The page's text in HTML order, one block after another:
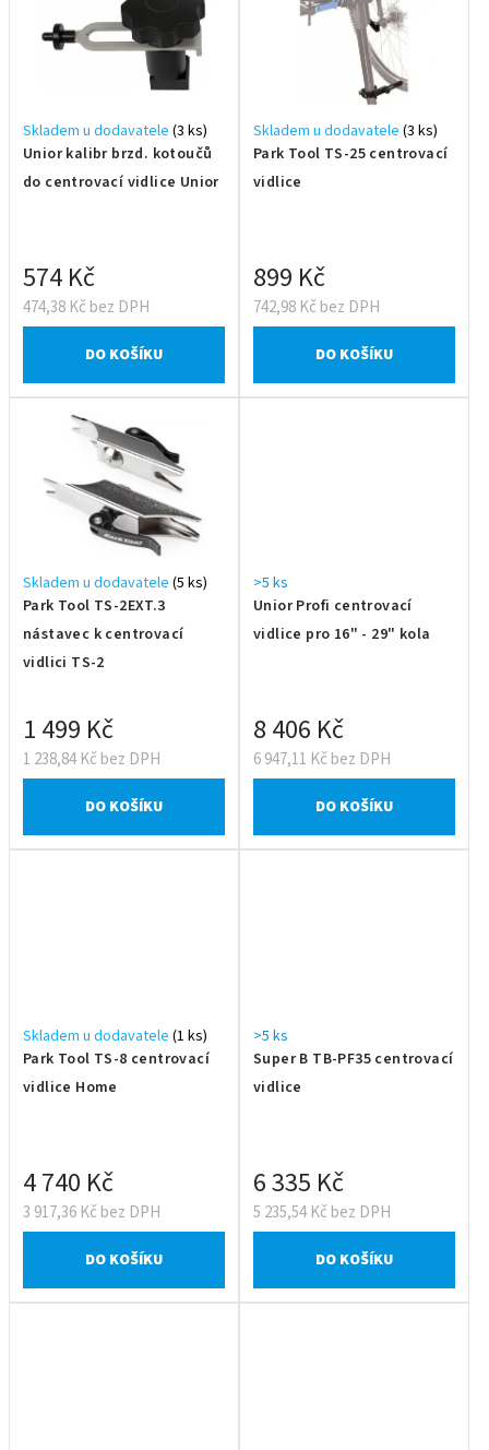
Unior kalibr brzd. kotoučů
do centrovací vidlice Unior
Skladem u dodavatele (3 ks)
474,38 Kč bez DPH
574 Kč
DO KOŠÍKU
Park Tool TS-25 centrovací
vidlice
Skladem u dodavatele (3 ks)
742,98 Kč bez DPH
899 Kč
DO KOŠÍKU
Park Tool TS-2EXT.3
nástavec k centrovací
vidlici TS-2
Skladem u dodavatele (5 ks)
1 238,84 Kč bez DPH
1 499 Kč
DO KOŠÍKU
Unior Profi centrovací
vidlice pro 16" - 29" kola
>5 ks
6 947,11 Kč bez DPH
8 406 Kč
DO KOŠÍKU
Park Tool TS-8 centrovací
vidlice Home
Skladem u dodavatele (1 ks)
3 917,36 Kč bez DPH
4 740 Kč
DO KOŠÍKU
Super B TB-PF35 centrovací
vidlice
>5 ks
5 235,54 Kč bez DPH
6 335 Kč
DO KOŠÍKU